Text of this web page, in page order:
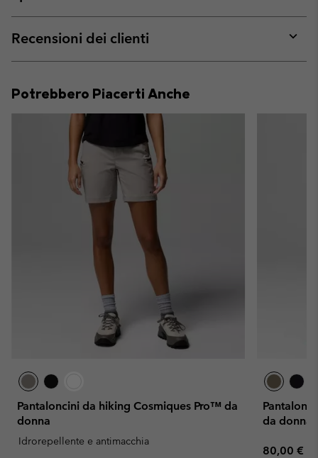
or
Recensioni dei clienti
or
Potrebbero Piacerti Anche
Pantaloncini da hiking Cosmiques Pro™ da
donna
Idrorepellente e antimacchia
da donna
Regular
80,00 €